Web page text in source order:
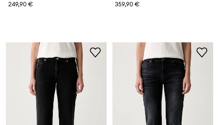
249,90 €
359,90 €